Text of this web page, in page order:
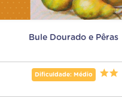
Bule Dourado e Pêras
Dificuldade: Médio